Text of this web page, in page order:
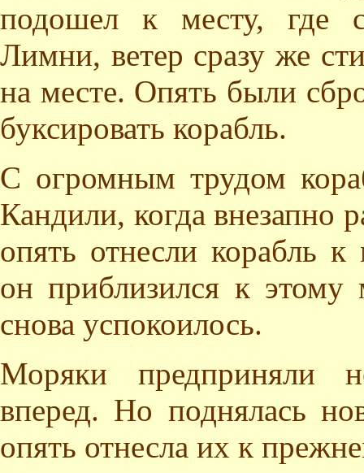
подошел к месту, где
Лимни, ветер сразу же
на месте. Опять были
буксировать корабль.
С огромным трудом
Кандили, когда внезапно
опять отнесли корабль
он приблизился к
снова успокоилось.
Моряки предприняли
вперед. Но поднялась
опять отнесла их к